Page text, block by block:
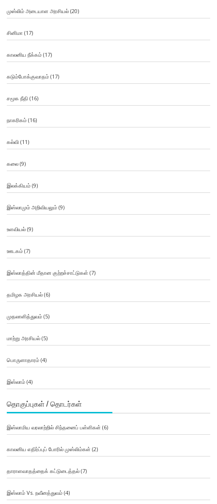
முஸ்லிம் அடையாள அரசியல்(20)
சினிமா (17)
காலனிய நீக்கம்(17)
கடும்போக்குவாதம்(17)
சமூக நீதி (16)
நாகரிகம்(16)
கல்வி (11)
கலை(9)
இலக்கியம்(9)
இஸ்லாமும் அறிவியலும்(9)
உளவியல்(9)
ஊடகம்(7)
இஸ்லாத்தின் மீதான குற்றச்சாட்டுகள் (7)
தமிழக அரசியல்(6)
முதலாளித்துவம்(5)
மாற்று அரசியல்(5)
பொருளாதாரம்(4)
இஸ்லாம்(4)
தொகுப்புகள் / தொடர்கள்
இஸ்லாமிய வரலாற்றில் சிந்தனைப் பள்ளிகள் (6)
காலனிய எதிர்ப்புப் போரில் முஸ்லிம்கள் (2)
தாராளவாதத்தைக் கட்டுடைத்தல்(7)
இஸ்லாம் Vs. நவீனத்துவம்(4)